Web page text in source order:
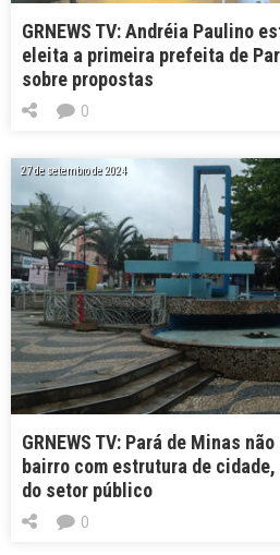
GRNEWS TV: Andréia Paulino
eleita a primeira prefeita de
sobre propostas
0
27 de setembro de 2024
GRNEWS TV: Pará de Minas
bairro com estrutura de
do setor público
0